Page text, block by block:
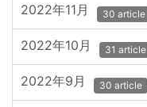
2022年11月 30 article
2022年10月 31 article
2022年9月 30 article